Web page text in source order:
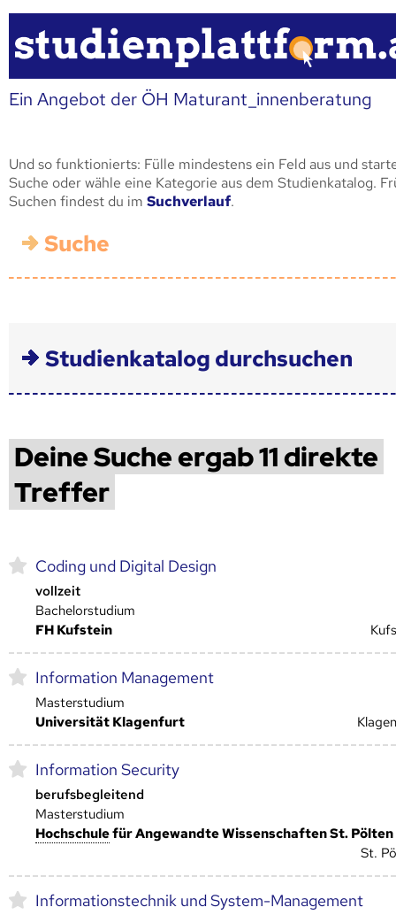
Ein Angebot der ÖH Maturant_innenberatung
Und so funktionierts: Fülle mindestens ein Feld aus und
Suche oder wähle eine Kategorie aus dem Studienkatalog.
Suchen findest du im Suchverlauf.
Suche
Studienkatalog durchsuchen
Deine Suche ergab 11 direkte
Treffer
Coding und Digital Design
vollzeit
Bachelorstudium
FH Kufstein
Information Management
Masterstudium
Universität Klagenfurt
Information Security
berufsbegleitend
Masterstudium
Hoch­schulefür Angewandte Wissenschaften St. Pölten
St.
Informationstechnik und System-Management